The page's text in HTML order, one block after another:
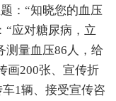
：“知晓您的血压
“应对糖尿病，立
测量血压86人，给
画200张、宣传折
1辆、接受宣传咨